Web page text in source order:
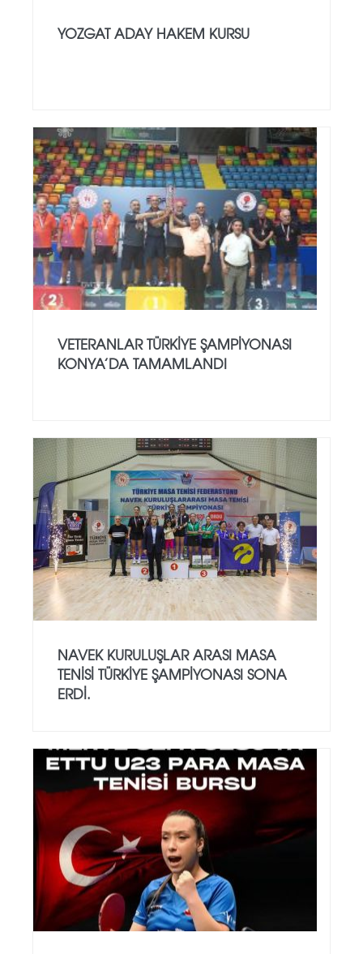
YOZGAT ADAY HAKEM KURSU
VETERANLAR TÜRKIYE ŞAMPIYONASI
KONYA’DA TAMAMLANDI
NAVEK KURULUŞLAR ARASI MASA
TENISI TÜRKIYE ŞAMPIYONASI SONA
ERDI.